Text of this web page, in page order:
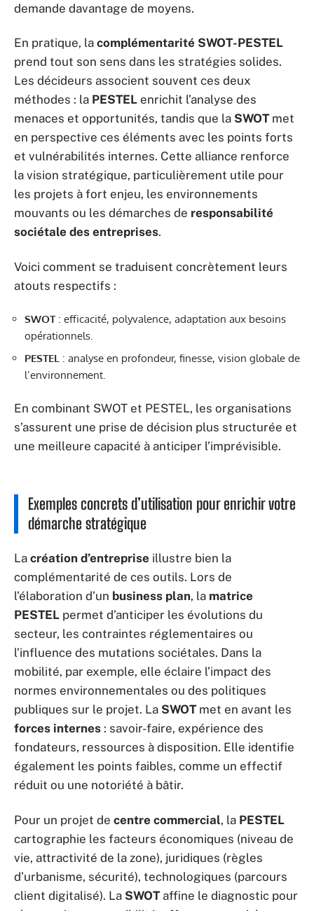
demande davantage de moyens.
En pratique, la complémentarité SWOT-PESTEL
prend tout son sens dans les stratégies solides.
Les décideurs associent souvent ces deux
méthodes : la PESTEL enrichit l’analyse des
menaces et opportunités, tandis que la SWOTmet
en perspective ces éléments avec les points forts
et vulnérabilités internes. Cette alliance renforce
la vision stratégique, particulièrement utile pour
les projets à fort enjeu, les environnements
mouvants ou les démarches de responsabilité
sociétale des entreprises.
Voici comment se traduisent concrètement leurs
atouts respectifs :
SWOT: efficacité, polyvalence, adaptation aux besoins
opérationnels.
PESTEL : analyse en profondeur, finesse, vision globale de
l’environnement.
En combinant SWOT et PESTEL, les organisations
s’assurent une prise de décision plus structurée et
une meilleure capacité à anticiper l’imprévisible.
Exemples concrets d’utilisation pour enrichir votre
démarche stratégique
La création d’entreprise illustre bien la
complémentarité de ces outils. Lors de
l’élaboration d’un business plan, la matrice
PESTEL permet d’anticiper les évolutions du
secteur, les contraintes réglementaires ou
l’influence des mutations sociétales. Dans la
mobilité, par exemple, elle éclaire l’impact des
normes environnementales ou des politiques
publiques sur le projet. La SWOTmet en avant les
forces internes : savoir-faire, expérience des
fondateurs, ressources à disposition. Elle identifie
également les points faibles, comme un effectif
réduit ou une notoriété à bâtir.
Pour un projet de centre commercial, la PESTEL
cartographie les facteurs économiques (niveau de
vie, attractivité de la zone), juridiques (règles
d’urbanisme, sécurité), technologiques (parcours
client digitalisé). La SWOTaffine le diagnostic pour